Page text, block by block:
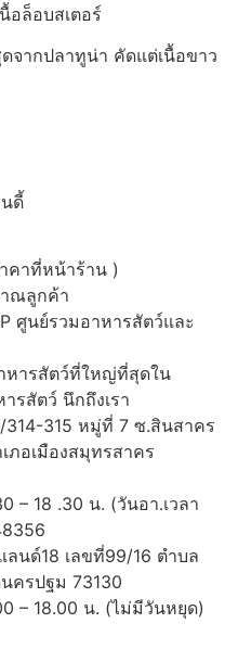
อล็อบสเตอร์
จากปลาทูน่า คัดแต่เนื้อขาว
ดี้
คาที่หน้าร้าน )
าณลูกค้า
ศูนย์รวมอาหารสัตว์และ
หารสัตว์ที่ใหญ่ที่สุดใน
รสัตว์ นึกถึงเรา
315 หมู่ที่ 7 ซ.สินสาคร
ภอเมืองสมุทรสาคร
– 18 .30 น. (วันอา.เวลา
นด์18 เลขที่99/16 ตำบล
ครปฐม 73130
– 18.00 น. (ไม่มีวันหยุด)